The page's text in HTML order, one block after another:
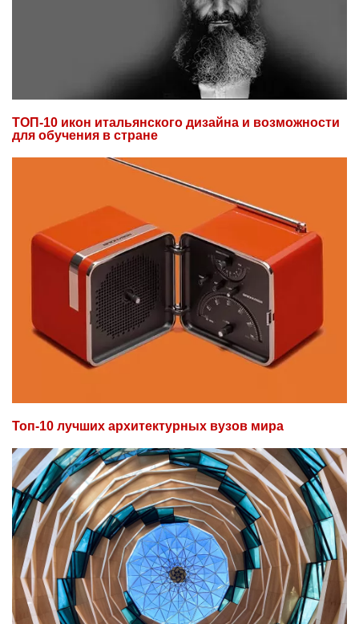
ТОП-10 икон итальянского дизайна и возможности
для обучения в стране
Топ-10 лучших архитектурных вузов мира